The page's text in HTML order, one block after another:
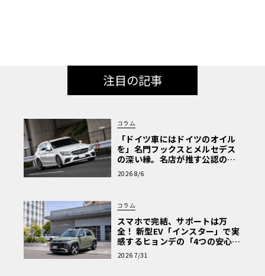
注目の記事
コラム
「ドイツ車にはドイツのオイル
を」名門フックスとメルセデス
の深い縁。名店が推す公認の安
心と、Cクラスで味わうシルキー
な走り〈PR〉
2026 8/6
コラム
スマホで完結、サポートは万
全！ 新型EV「インスター」で実
感するヒョンデの「4つの安心」
【第1回・ヒョンデ6つの疑問：
Why? Hyundai?】〈PR〉
2026 7/31